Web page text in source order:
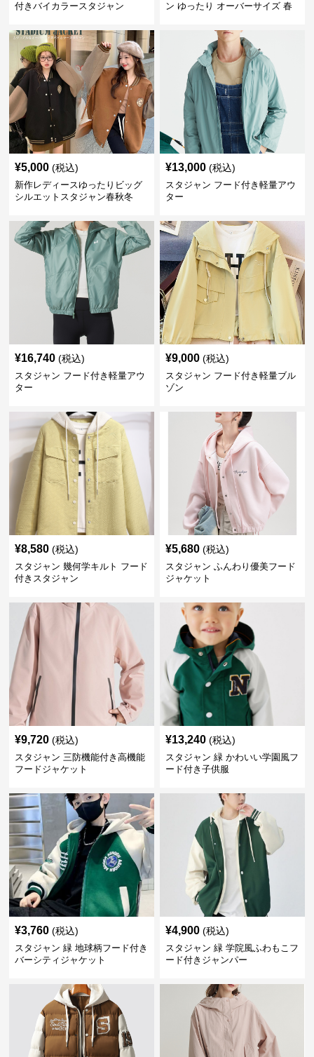
付きバイカラースタジャン
ン ゆったり オーバーサイズ 春
¥5,000 (税込)
新作レディースゆったりビッグ
シルエットスタジャン春秋冬
¥13,000 (税込)
スタジャン フード付き軽量アウ
ター
¥16,740 (税込)
スタジャン フード付き軽量アウ
ター
¥9,000 (税込)
スタジャン フード付き軽量ブル
ゾン
¥8,580 (税込)
スタジャン 幾何学キルト フード
付きスタジャン
¥5,680 (税込)
スタジャン ふんわり優美フード
ジャケット
¥9,720 (税込)
スタジャン 三防機能付き高機能
フードジャケット
¥13,240 (税込)
スタジャン 緑 かわいい学園風フ
ード付き子供服
¥3,760 (税込)
スタジャン 緑 地球柄フード付き
バーシティジャケット
¥4,900 (税込)
スタジャン 緑 学院風ふわもこフ
ード付きジャンパー